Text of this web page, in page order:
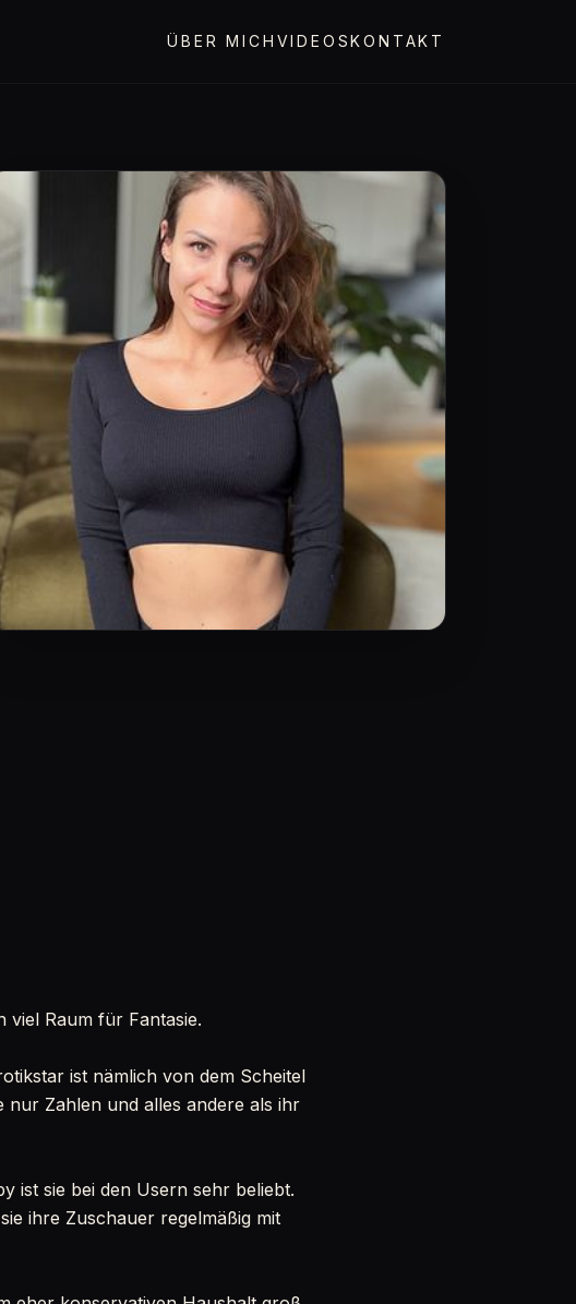
ÜBER MICH VIDEOSKONTAKT
viel Raum für Fantasie.
ist nämlich von dem Scheitel
nur Zahlen und alles andere als ihr
ist sie bei den Usern sehr beliebt.
ihre Zuschauer regelmäßig mit